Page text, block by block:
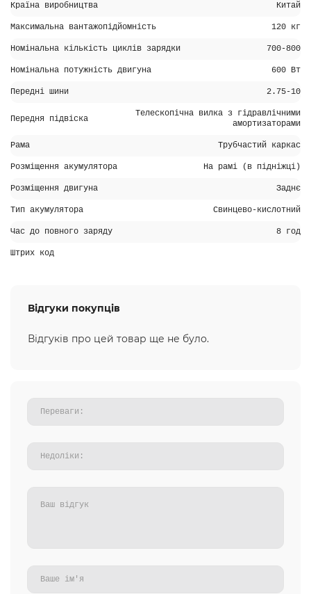
Країна виробництва Китай
Максимальна вантажопідйомність 120 кг
Номінальна кількість циклів зарядки 700-800
Номінальна потужність двигуна 600 Вт
Передні шини 2.75-10
Передня підвіска
Телескопічна вилка з гідравлічними
амортизаторами
Рама Трубчастий каркас
Розміщення акумулятора На рамі (в підніжці)
Розміщення двигуна Заднє
Тип акумулятора Свинцево-кислотний
Час до повного заряду 8 год
Штрих код
Відгуки покупців
Відгуків про цей товар ще не було.